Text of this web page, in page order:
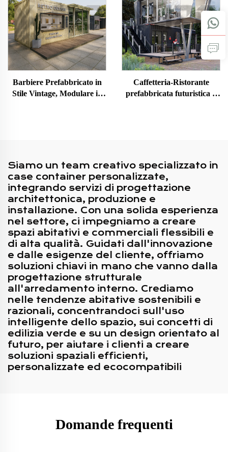
Barbiere Prefabbricato in
Stile Vintage, Modulare in
Caffetteria-Ristorante
prefabbricata futuristica a
Siamo un team creativo specializzato in
case container personalizzate,
integrando servizi di progettazione
architettonica, produzione e
installazione. Con una solida esperienza
nel settore, ci impegniamo a creare
spazi abitativi e commerciali flessibili e
di alta qualità. Guidati dall'innovazione
e dalle esigenze del cliente, offriamo
soluzioni chiavi in mano che vanno dalla
progettazione strutturale
all'arredamento interno. Crediamo
nelle tendenze abitative sostenibili e
razionali, concentrandoci sull'uso
intelligente dello spazio, sui concetti di
edilizia verde e su un design orientato al
futuro, per aiutare i clienti a creare
soluzioni spaziali efficienti,
personalizzate ed ecocompatibili
Domande frequenti